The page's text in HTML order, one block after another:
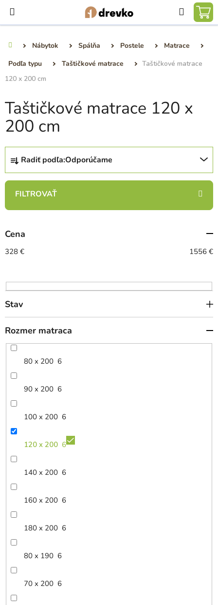
obsah
Hľadať
Nábytok Spálňa Postele
Matrace
Podľa typu
Taštičkové matrace
Taštičkové matrace
120 x 200 cm
Taštičkové matrace 120 x
200 cm
R
d
n
e
p
r
d
u
k
t
o
v
Radiť podľa:Odporúčame
Cena
328 € 1556 €
Stav
Rozmer matraca
80 x 200 6
90 x 200 6
100 x 200 6
120 x 200 6
140 x 200 6
160 x 200 6
180 x 200 6
80 x 190 6
70 x 200 6